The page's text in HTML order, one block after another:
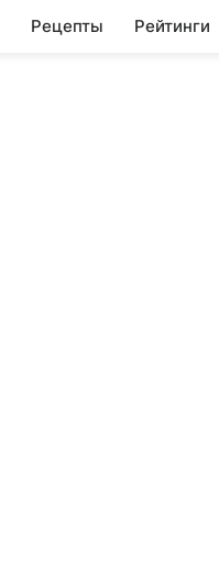
Рецепты Рейтинги